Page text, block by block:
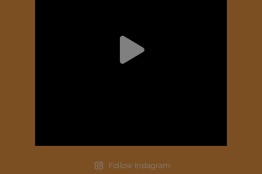
Follow Instagram